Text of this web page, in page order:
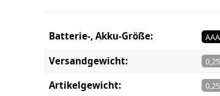
Batterie-, Akku-Größe:
Versandgewicht:
Artikelgewicht: